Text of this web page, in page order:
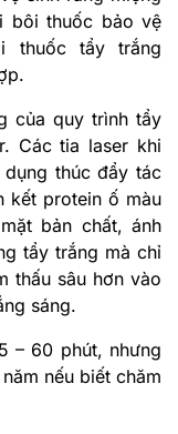
bôi thuốc bảo vệ
thuốc tẩy trắng
của quy trình tẩy
Các tia laser khi
thúc đẩy tác
kết protein ố màu
bản chất, ánh
tẩy trắng mà chỉ
thấu sâu hơn vào
sáng.
– 60 phút, nhưng
nếu biết chăm